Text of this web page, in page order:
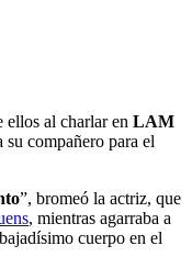
ellos al charlar en LAM
su compañero para el
”, bromeó la actriz, que
, mientras agarraba a
cuerpo en el